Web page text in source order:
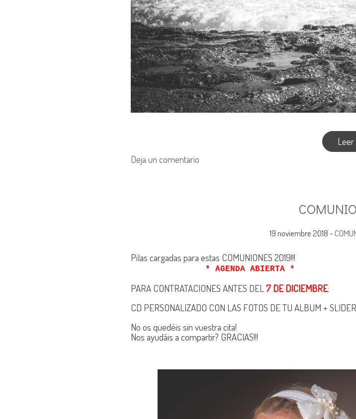
Deja un comentario
19 noviembre 2018 -
Pilas cargadas para estas COMUNIONES 2019!!!
* AGENDA ABIERTA *
PARA CONTRATACIONES ANTES DEL 7 DE DICIEMBRE:
CD PERSONALIZADO CON LAS FOTOS DE TU ALBUM +
No os quedéis sin vuestra cita!
Nos ayudáis a compartir? GRACIAS!!!